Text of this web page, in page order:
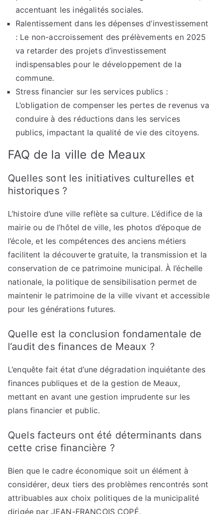
accentuant les inégalités sociales.
Ralentissement dans les dépenses d’investissement
: Le non-accroissement des prélèvements en 2025
va retarder des projets d’investissement
indispensables pour le développement de la
commune.
Stress financier sur les services publics :
L’obligation de compenser les pertes de revenus va
conduire à des réductions dans les services
publics, impactant la qualité de vie des citoyens.
FAQ de la ville de Meaux
Quelles sont les initiatives culturelles et
historiques ?
L’histoire d’une ville reflète sa culture. L’édifice de la
mairie ou de l’hôtel de ville, les photos d’époque de
l’école, et les compétences des anciens métiers
facilitent la découverte gratuite, la transmission et la
conservation de ce patrimoine municipal. À l’échelle
nationale, la politique de sensibilisation permet de
maintenir le patrimoine de la ville vivant et accessible
pour les générations futures.
Quelle est la conclusion fondamentale de
l’audit des finances de Meaux ?
L’enquête fait état d’une dégradation inquiétante des
finances publiques et de la gestion de Meaux,
mettant en avant une gestion imprudente sur les
plans financier et public.
Quels facteurs ont été déterminants dans
cette crise financière ?
Bien que le cadre économique soit un élément à
considérer, deux tiers des problèmes rencontrés sont
attribuables aux choix politiques de la municipalité
dirigée par JEAN-FRANÇOIS COPÉ.